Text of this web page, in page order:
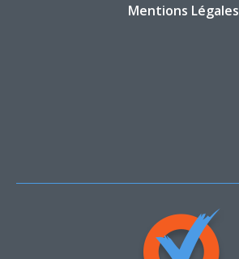
Mentions Légales